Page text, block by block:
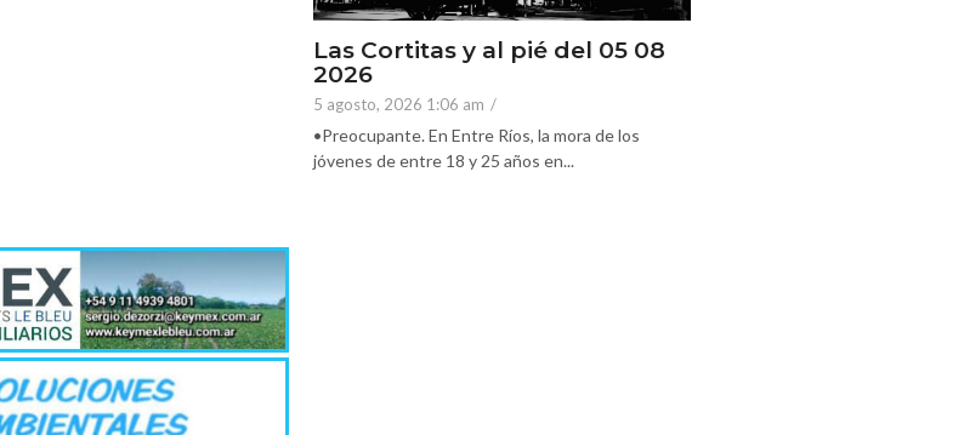
Las Cortitas y al pié del 05 08
2026
5 agosto, 2026 1:06 am /
•Preocupante. En Entre Ríos, la mora de los
jóvenes de entre 18 y 25 años en...